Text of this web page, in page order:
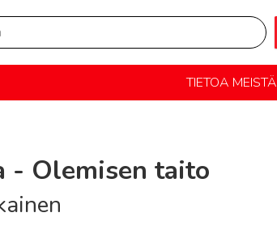
TIETOA MEISTÄ
- Olemisen taito